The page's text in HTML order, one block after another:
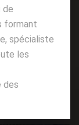
de
formant
spécialiste
les
des